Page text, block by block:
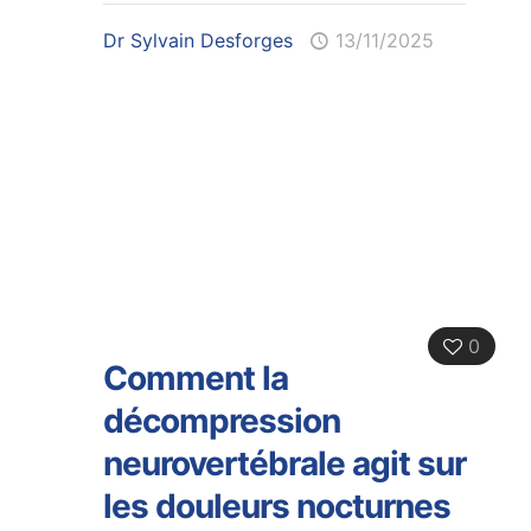
Dr Sylvain Desforges 13/11/2025
0
Comment la
décompression
neurovertébrale agit sur
les douleurs nocturnes